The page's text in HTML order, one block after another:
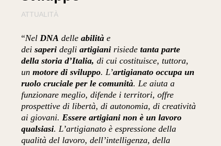
ATTUALITÀ
“NelDNA delleabilità e
deisaperi degli artigiani risiedetanta parte
della storia d’Italia, di cui costituisce, tuttora,
un motore di sviluppo. L’artigianato occupa un
ruolo cruciale per le comunità. Le aiuta a
funzionare meglio, difende i territori, offre
prospettive di libertà, di autonomia, di creatività
ai giovani.Essere artigiani non è un lavoro
qualsiasi. L’artigianato è espressione della
qualità del lavoro, dell’intelligenza, della